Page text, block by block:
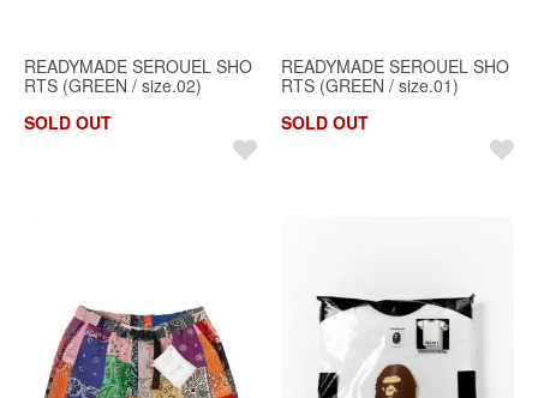
READYMADE SEROUEL SHO
RTS (GREEN / size.02)
SOLD OUT
READYMADE SEROUEL SHO
RTS (GREEN / size.01)
SOLD OUT